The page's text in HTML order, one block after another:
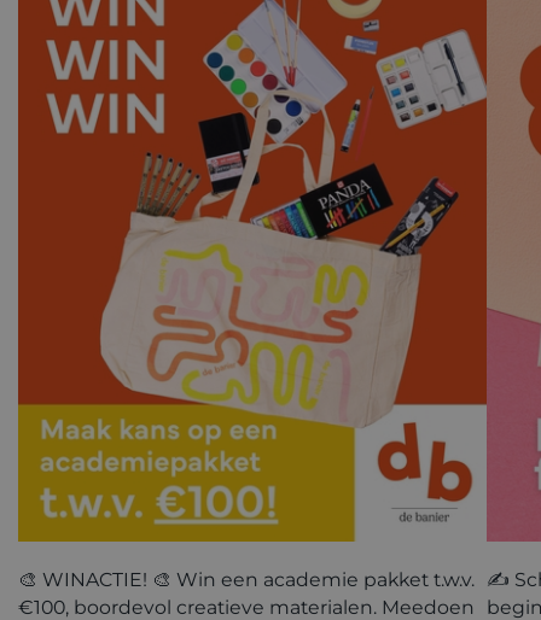
🎨 WINACTIE! 🎨 Win een academie pakket t.w.v.
€100, boordevol creatieve materialen. Meedoen
✍️